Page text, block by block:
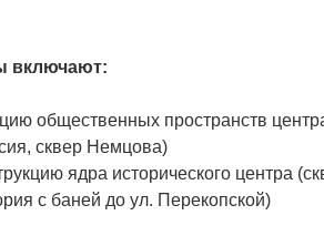
включают:
общественных пространств
сквер Немцова)
ядра исторического центра
с баней до ул. Перекопской)